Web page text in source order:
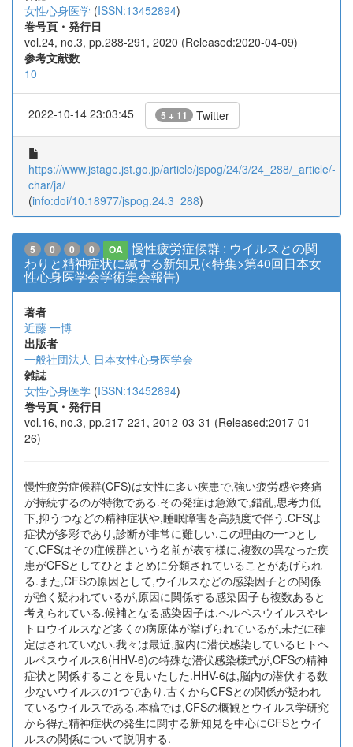
女性心身医学 (ISSN:13452894)
巻号頁・発行日
vol.24, no.3, pp.288-291, 2020 (Released:2020-04-09)
参考文献数
10
2022-10-14 23:03:45 5 + 11 Twitter
https://www.jstage.jst.go.jp/article/jspog/24/3/24_288/_article/-
char/ja/
(info:doi/10.18977/jspog.24.3_288)
5 0 0 0 OA
慢性疲労症候群 : ウイルスとの関
わりと精神症状に緘する新知見(<特集>第40回日本女
性心身医学会学術集会報告)
著者
近藤 一博
出版者
一般社団法人 日本女性心身医学会
雑誌
女性心身医学 (ISSN:13452894)
巻号頁・発行日
vol.16, no.3, pp.217-221, 2012-03-31 (Released:2017-01-
26)
慢性疲労症候群(CFS)は女性に多い疾患で,強い疲労感や疼痛
が持続するのが特徴である.その発症は急激で,錯乱,思考力低
下,抑うつなどの精神症状や,睡眠障害を高頻度で伴う.CFSは
症状が多彩であり,診断が非常に難しい.この理由の一つとし
て,CFSはその症候群という名前が表す様に,複数の異なった疾
患がCFSとしてひとまとめに分類されていることがあげられ
る.また,CFSの原因として,ウイルスなどの感染因子との関係
が強く疑われているが,原因に関係する感染因子も複数あると
考えられている.候補となる感染因子は,ヘルペスウイルスやレ
トロウイルスなど多くの病原体が挙げられているが,未だに確
定はされていない.我々は最近,脳内に潜伏感染しているヒトヘ
ルペスウイルス6(HHV-6)の特殊な潜伏感染様式が,CFSの精神
症状と関係することを見いたした.HHV-6は,脳内の潜伏する数
少ないウイルスの1つであり,古くからCFSとの関係が疑われ
ているウイルスである.本稿では,CFSの概観とウイルス学研究
から得た精神症状の発生に関する新知見を中心にCFSとウイ
ルスの関係について説明する.